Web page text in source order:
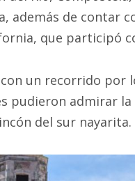
además de contar
que participó
un recorrido por
pudieron admirar
del sur nayarita.